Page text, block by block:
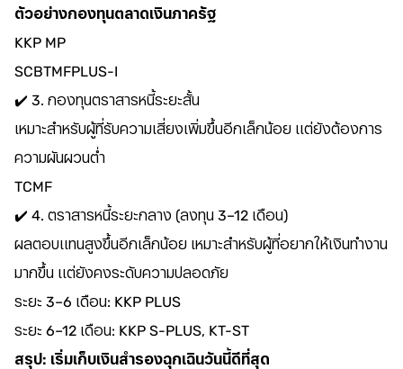
ตัวอย่างกองทุนตลาดเงินภาครัฐ
KKP MP
SCBTMFPLUS-I
✔️ 3. กองทุนตราสารหนี้ระยะสั้น
เหมาะสำหรับผู้ที่รับความเสี่ยงเพิ่มขึ้นอีกเล็กน้อย แต่ยังต้องการ
ความผันผวนต่ำ
TCMF
✔️ 4. ตราสารหนี้ระยะกลาง (ลงทุน 3–12 เดือน)
ผลตอบแทนสูงขึ้นอีกเล็กน้อย เหมาะสำหรับผู้ที่อยากให้เงินทำงาน
มากขึ้น แต่ยังคงระดับความปลอดภัย
ระยะ 3–6 เดือน: KKP PLUS
ระยะ 6–12 เดือน: KKP S-PLUS, KT-ST
สรุป: เริ่มเก็บเงินสำรองฉุกเฉินวันนี้ดีที่สุด